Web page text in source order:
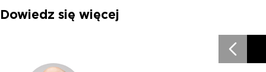
Dowiedz się więcej